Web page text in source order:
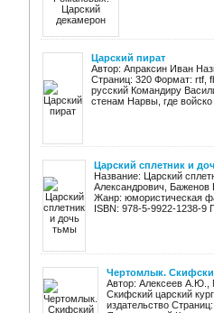
Царский пират
Автор: Апраксин Иван
Страниц: 320 Формат: rtf,
русский Командиру
стенам Нарвы, где
Царский сплетник и
Название: Царский
Александрович, Баженов
Жанр: юмористическая
ISBN: 978-5-9922-1238-9
Чертомлык.
Автор: Алексеев А.Ю.,
Скифский царский
издательство